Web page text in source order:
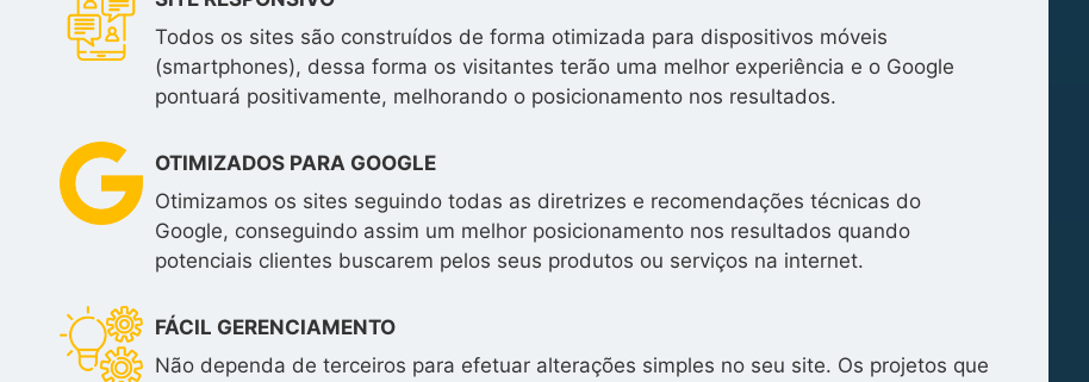
Todos os sites são construídos de forma otimizada para dispositivos móveis
(smartphones), dessa forma os visitantes terão uma melhor experiência e o Google
pontuará positivamente, melhorando o posicionamento nos resultados.
OTIMIZADOS PARA GOOGLE
Otimizamos os sites seguindo todas as diretrizes e recomendações técnicas do
Google, conseguindo assim um melhor posicionamento nos resultados quando
potenciais clientes buscarem pelos seus produtos ou serviços na internet.
FÁCIL GERENCIAMENTO
Não dependa de terceiros para efetuar alterações simples no seu site. Os projetos que